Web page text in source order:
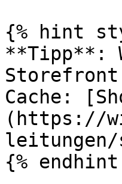
{% hint
**Tipp**:
Storefront
Cache:
(https://
leitungen/
{% endhint